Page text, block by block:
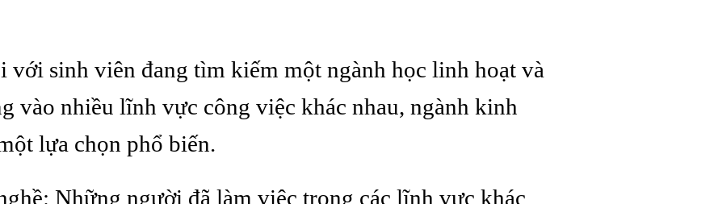
với sinh viên đang tìm kiếm một ngành học linh hoạt và
vào nhiều lĩnh vực công việc khác nhau, ngành kinh
lựa chọn phổ biến.
Những người đã làm việc trong các lĩnh vực khác